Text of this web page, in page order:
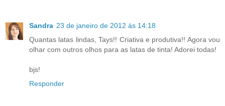
Sandra 23 de janeiro de 2012 às 14:18
Quantas latas lindas, Tays!! Criativa e produtiva!! Agora vou
olhar com outros olhos para as latas de tinta! Adorei todas!
bjs!
Responder